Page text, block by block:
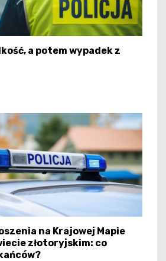
a potem wypadek z
na Krajowej Mapie
złotoryjskim: co